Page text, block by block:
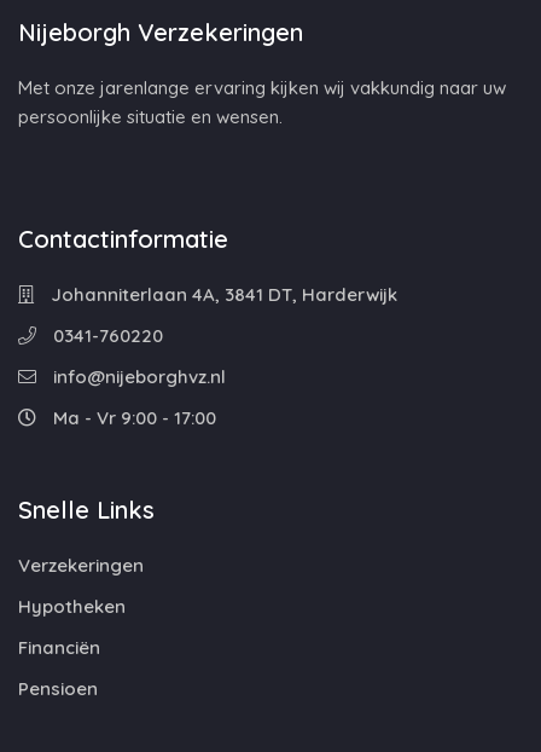
Nijeborgh Verzekeringen
Met onze jarenlange ervaring kijken wij vakkundig naar uw
persoonlijke situatie en wensen.
Contactinformatie
Johanniterlaan 4A, 3841 DT, Harderwijk
0341-760220
info@nijeborghvz.nl
Ma - Vr 9:00 - 17:00
Snelle Links
Verzekeringen
Hypotheken
Financiën
Pensioen